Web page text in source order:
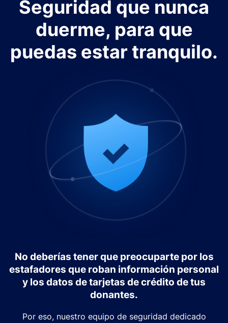
Seguridad que nunca
duerme, para que
puedas estar tranquilo.
No deberías tener que preocuparte por los
estafadores que roban información personal
y los datos de tarjetas de crédito de tus
donantes.
Por eso, nuestro equipo de seguridad dedicado